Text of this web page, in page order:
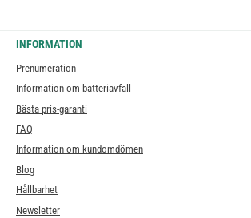
INFORMATION
Prenumeration
Information om batteriavfall
Bästa pris-garanti
FAQ
Information om kundomdömen
Blog
Hållbarhet
Newsletter